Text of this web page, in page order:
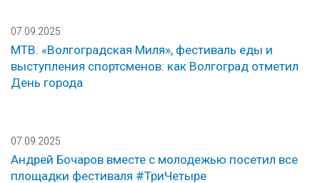
07.09.2025
МТВ. «Волгоградская Миля», фестиваль еды и
выступления спортсменов: как Волгоград отметил
День города
07.09.2025
Андрей Бочаров вместе с молодежью посетил все
площадки фестиваля #ТриЧетыре